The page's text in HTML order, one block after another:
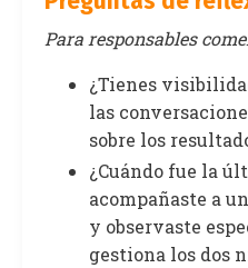
Para responsables
¿Tienes
las
sobre los
¿Cuándo fue la
acompañaste a
y observaste
gestiona los dos